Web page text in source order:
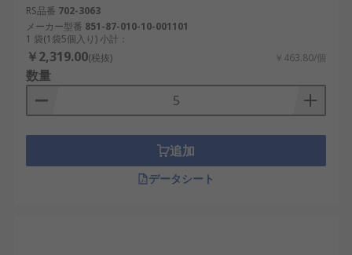
RS品番 702-3063
メーカー型番 851-87-010-10-001101
1 袋(1袋5個入り) 小計：
￥2,319.00(税抜) ￥463.80/個
数量
追加
データシート